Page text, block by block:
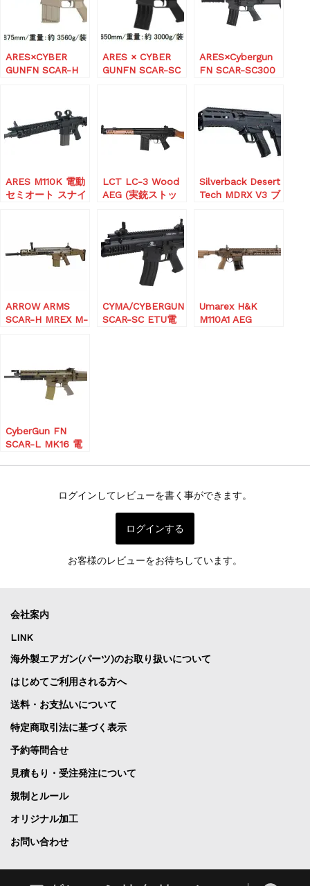
ARES×CYBER
GUNFN SCAR-H
ARES × CYBER
GUNFN SCAR-SC
ARES×Cybergun
FN SCAR-SC300
ARES M110K 電動
セミオート スナイ
LCT LC-3 Wood
AEG (実銃ストッ
Silverback Desert
Tech MDRX V3 ブ
(OfficialLicense/J
P Ver.)
ARROW ARMS
SCAR-H MREX M-
CYMA/CYBERGUN
SCAR-SC ETU電
Umarex H&K
M110A1 AEG
CyberGun FN
SCAR-L MK16 電
ログインしてレビューを書く事ができます。
ログインする
お客様のレビューをお待ちしています。
会社案内
LINK
海外製エアガン(パーツ)のお取り扱いについて
はじめてご利用される方へ
送料・お支払いについて
特定商取引法に基づく表示
予約等問合せ
見積もり・受注発注について
規制とルール
オリジナル加工
お問い合わせ